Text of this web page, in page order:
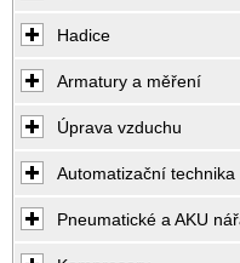
Hadice
Armatury a měření
Úprava vzduchu
Automatizační technika
Pneumatické a AKU